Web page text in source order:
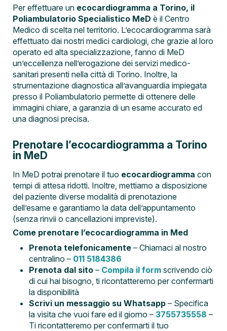
Per effettuare un ecocardiogramma a Torino, il
Poliambulatorio Specialistico MeD è il Centro
Medico di scelta nel territorio. L’ecocardiogramma sarà
effettuato dai nostri medici cardiologi, che grazie al loro
operato ed alta specializzazione, fanno di MeD
un’eccellenza nell’erogazione dei servizi medico-
sanitari presenti nella città di Torino. Inoltre, la
strumentazione diagnostica all’avanguardia impiegata
presso il Poliambulatorio permette di ottenere delle
immagini chiare, a garanzia di un esame accurato ed
una diagnosi precisa.
Prenotare l’ecocardiogramma a Torino
in MeD
In MeD potrai prenotare il tuo ecocardiogramma con
tempi di attesa ridotti. Inoltre, mettiamo a disposizione
del paziente diverse modalità di prenotazione
dell’esame e garantiamo la data dell’appuntamento
(senza rinvii o cancellazioni impreviste).
Come prenotare l’ecocardiogramma in Med
Prenota telefonicamente – Chiamaci al nostro
centralino – 011 5184386
Prenota dal sito – Compila il form scrivendo ciò
di cui hai bisogno, ti ricontatteremo per confermarti
la disponibilità
Scrivi un messaggio su Whatsapp – Specifica
la visita che vuoi fare ed il giorno – 3755735558 –
Ti ricontatteremo per confermarti il tuo